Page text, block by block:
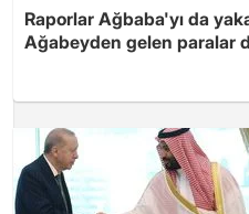
Raporlar Ağbaba'yı da
Ağabeyden gelen paralar